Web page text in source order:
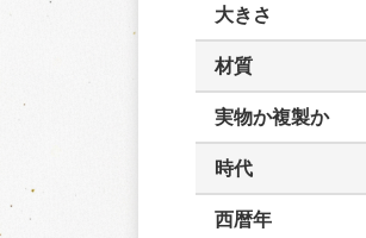
大きさ
材質
実物か複製か
時代
西暦年